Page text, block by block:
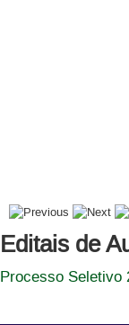
Editais de
Processo Seletivo